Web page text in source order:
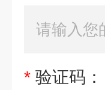
* 验证码：